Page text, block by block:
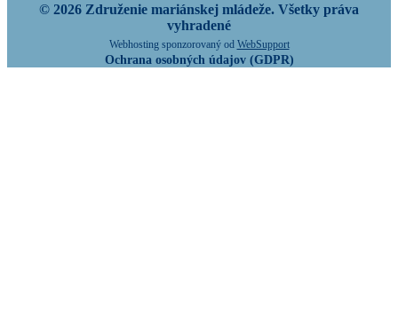
© 2026 Združenie mariánskej mládeže. Všetky práva
vyhradené
Webhosting sponzorovaný od WebSupport
Ochrana osobných údajov (GDPR)